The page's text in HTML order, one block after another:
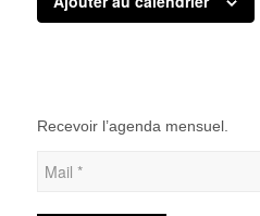
Recevoir l’agenda mensuel.